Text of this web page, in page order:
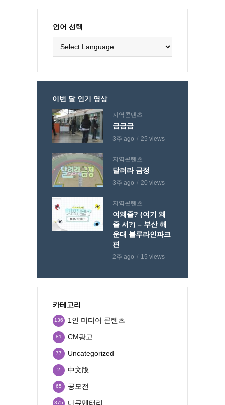
언어 선택
이번 달 인기 영상
지역콘텐츠
금금금
3주 ago 25 views
지역콘텐츠
달려라 금정
3주 ago 20 views
지역콘텐츠
여왜줄? (여기 왜
줄 서?) – 부산 해
운대 블루라인파크
편
2주 ago 15 views
카테고리
1인 미디어 콘텐츠
136
CM광고
81
Uncategorized
77
中文版
2
공모전
65
다큐멘터리
375